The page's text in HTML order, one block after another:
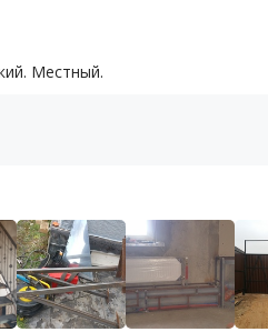
Местный.